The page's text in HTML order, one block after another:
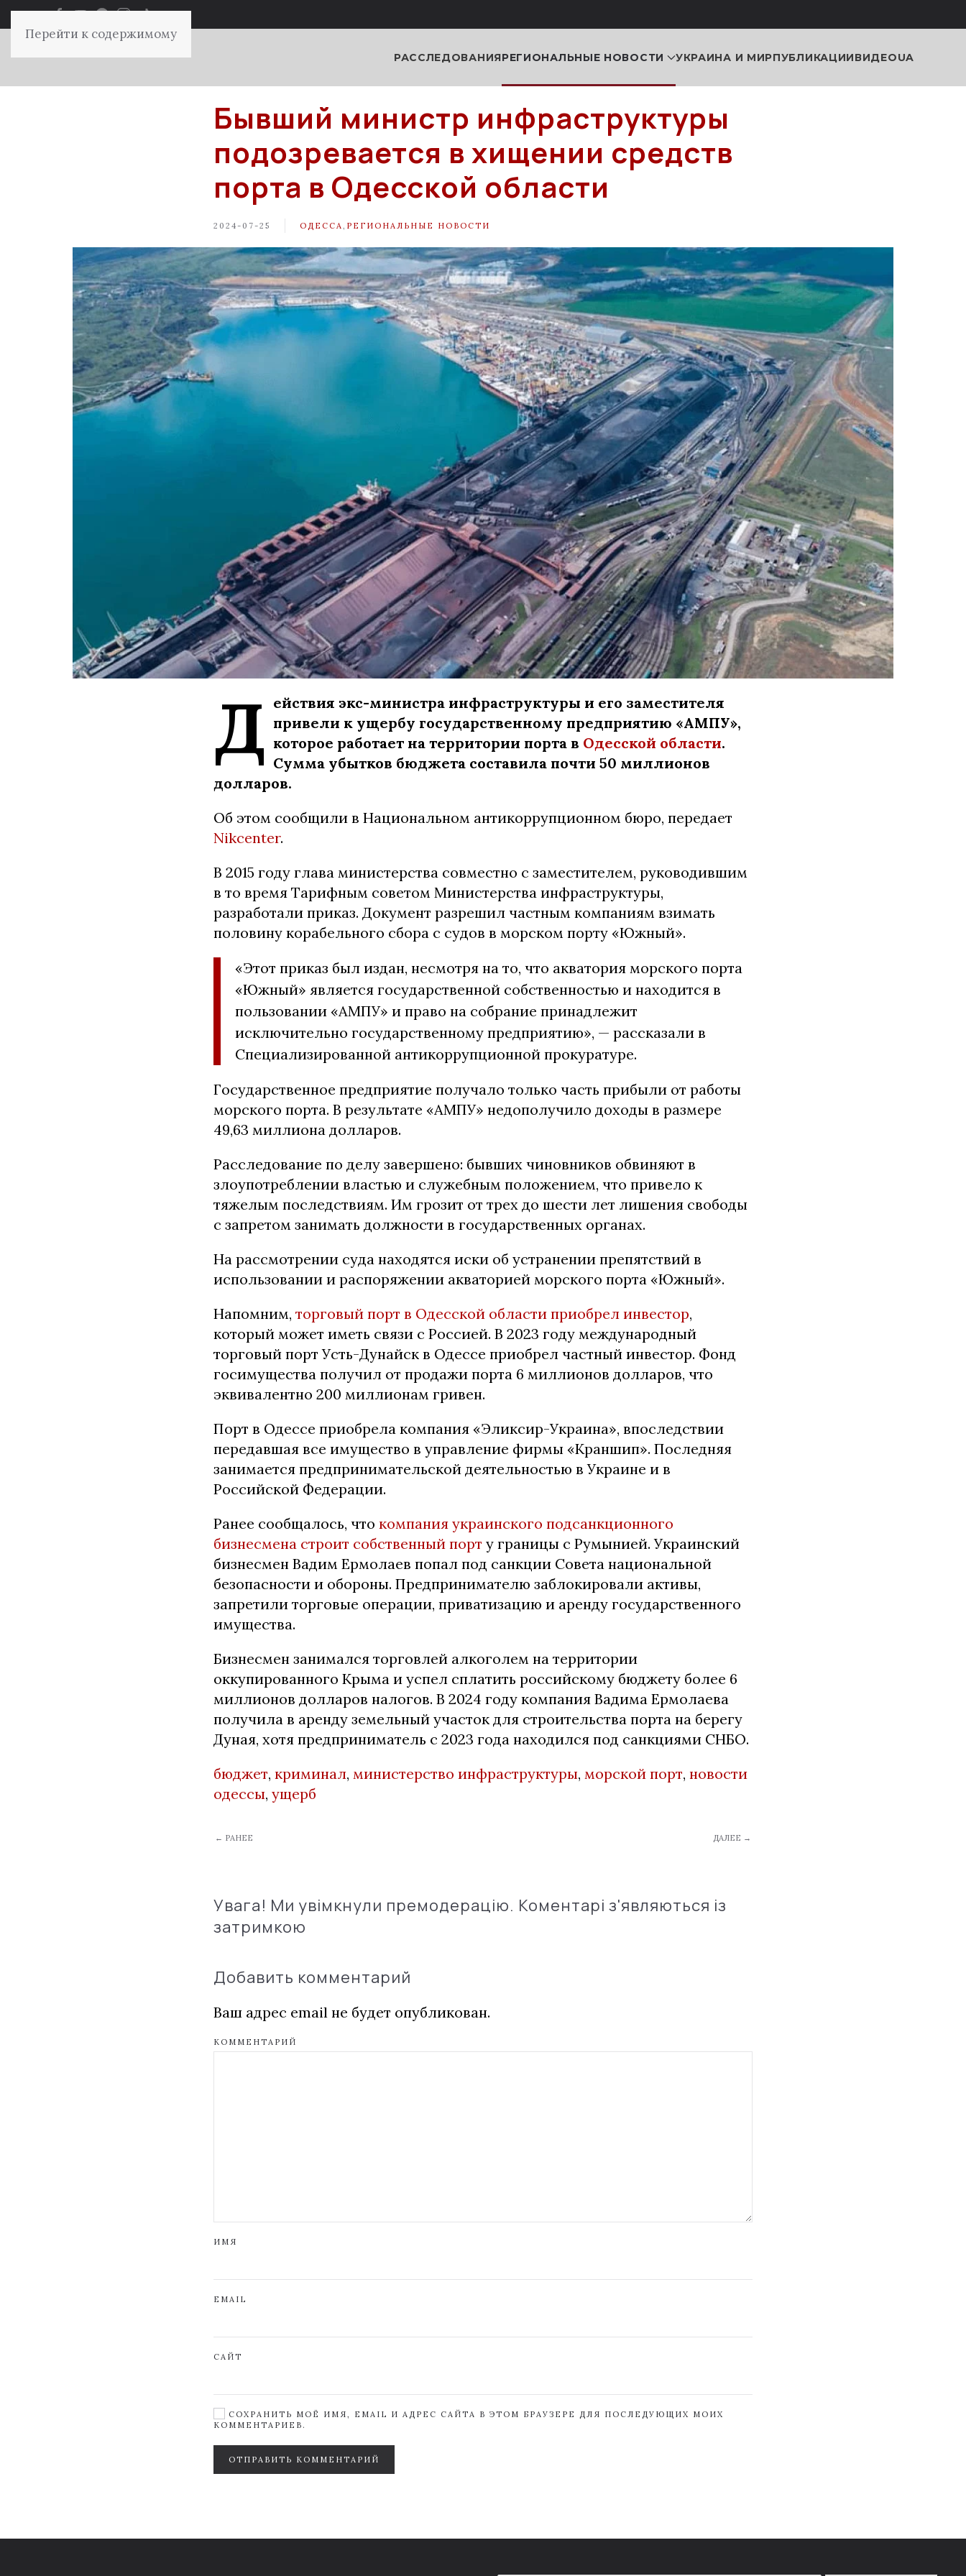
Перейти к содержимому
РАССЛЕДОВАНИЯРЕГИОНАЛЬНЫЕ НОВОСТИ УКРАИНА И МИРПУБЛИКАЦИИВИДЕОUA
Бывший министр инфраструктуры
подозревается в хищении средств
порта в Одесской области
2024-07-25 ОДЕССА РЕГИОНАЛЬНЫЕ НОВОСТИ
Д ействия экс-министра инфраструктуры и его заместителя
привели к ущербу государственному предприятию «АМПУ»,
которое работает на территории порта в Одесской области.
Сумма убытков бюджета составила почти 50 миллионов
долларов.
Об этом сообщили в Национальном антикоррупционном бюро, передает
Nikcenter.
В 2015 году глава министерства совместно с заместителем, руководившим
в то время Тарифным советом Министерства инфраструктуры,
разработали приказ. Документ разрешил частным компаниям взимать
половину корабельного сбора с судов в морском порту «Южный».
«Этот приказ был издан, несмотря на то, что акватория морского порта
«Южный» является государственной собственностью и находится в
пользовании «АМПУ» и право на собрание принадлежит
исключительно государственному предприятию», — рассказали в
Специализированной антикоррупционной прокуратуре.
Государственное предприятие получало только часть прибыли от работы
морского порта. В результате «АМПУ» недополучило доходы в размере
49,63 миллиона долларов.
Расследование по делу завершено: бывших чиновников обвиняют в
злоупотреблении властью и служебным положением, что привело к
тяжелым последствиям. Им грозит от трех до шести лет лишения свободы
с запретом занимать должности в государственных органах.
На рассмотрении суда находятся иски об устранении препятствий в
использовании и распоряжении акваторией морского порта «Южный».
Напомним, торговый порт в Одесской области приобрел инвестор,
который может иметь связи с Россией. В 2023 году международный
торговый порт Усть-Дунайск в Одессе приобрел частный инвестор. Фонд
госимущества получил от продажи порта 6 миллионов долларов, что
эквивалентно 200 миллионам гривен.
Порт в Одессе приобрела компания «Эликсир-Украина», впоследствии
передавшая все имущество в управление фирмы «Краншип». Последняя
занимается предпринимательской деятельностью в Украине и в
Российской Федерации.
Ранее сообщалось, что компания украинского подсанкционного
бизнесмена строит собственный порт у границы с Румынией. Украинский
бизнесмен Вадим Ермолаев попал под санкции Совета национальной
безопасности и обороны. Предпринимателю заблокировали активы,
запретили торговые операции, приватизацию и аренду государственного
имущества.
Бизнесмен занимался торговлей алкоголем на территории
оккупированного Крыма и успел сплатить российскому бюджету более 6
миллионов долларов налогов. В 2024 году компания Вадима Ермолаева
получила в аренду земельный участок для строительства порта на берегу
Дуная, хотя предприниматель с 2023 года находился под санкциями СНБО.
бюджет, криминал, министерство инфраструктуры, морской порт, новости
одессы, ущерб
← РАНЕЕ ДАЛЕЕ →
Увага! Ми увімкнули премодерацію. Коментарі з'являються із
затримкою
Добавить комментарий
Ваш адрес email не будет опубликован.
КОММЕНТАРИЙ
ИМЯ
EMAIL
САЙТ
СОХРАНИТЬ МОЁ ИМЯ, EMAIL И АДРЕС САЙТА В ЭТОМ БРАУЗЕРЕ ДЛЯ ПОСЛЕДУЮЩИХ МОИХ
КОММЕНТАРИЕВ.
ОТПРАВИТЬ КОММЕНТАРИЙ